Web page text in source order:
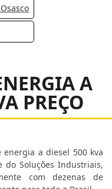
A
PREÇO
a diesel 500 kva
do Soluções Industriais,
com dezenas de